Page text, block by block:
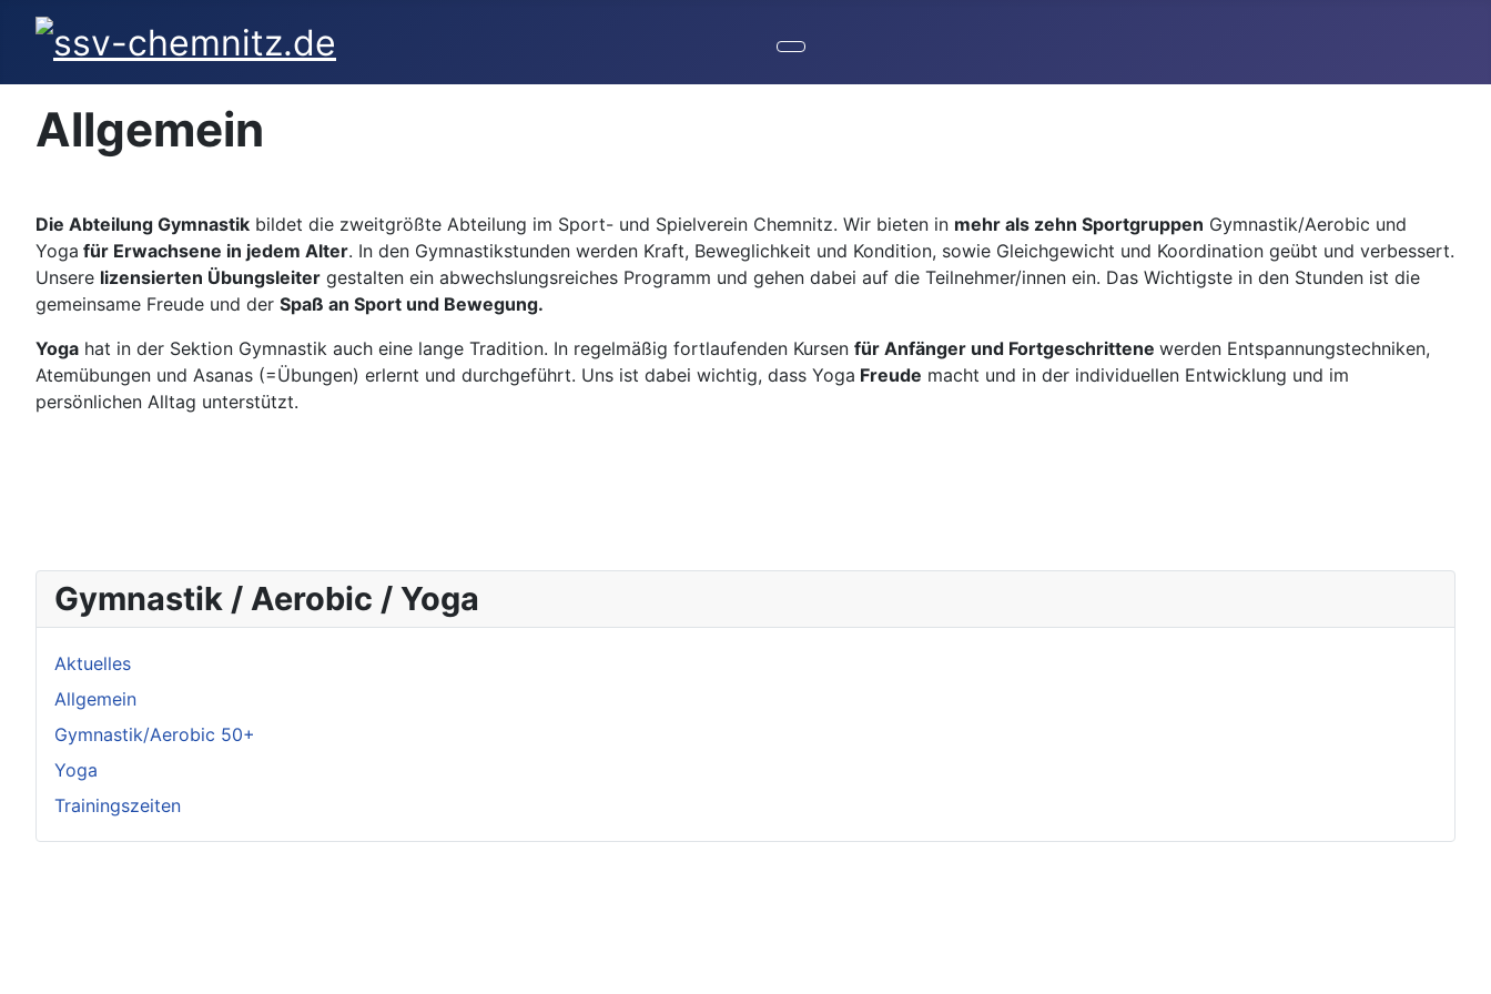
Gymnastik / Aerobic / Yoga
Aktuelles
Allgemein
Gymnastik/Aerobic 50+
Yoga
Trainingszeiten
Allgemein
Die Abteilung Gymnastik bildet die zweitgrößte Abteilung im Sport- und Spielverein Chemnitz. Wir bieten in mehr als zehn Sportgruppen Gymnastik/Aerobic und
Yoga für Erwachsene in jedem Alter. In den Gymnastikstunden werden Kraft, Beweglichkeit und Kondition, sowie Gleichgewicht und Koordination geübt und verbessert.
Unsere lizensierten Übungsleiter gestalten ein abwechslungsreiches Programm und gehen dabei auf die Teilnehmer/innen ein. Das Wichtigste in den Stunden ist die
gemeinsame Freude und der Spaß an Sport und Bewegung.
Yoga hat in der Sektion Gymnastik auch eine lange Tradition. In regelmäßig fortlaufenden Kursen für Anfänger und Fortgeschrittene werden Entspannungstechniken,
Atemübungen und Asanas (=Übungen) erlernt und durchgeführt. Uns ist dabei wichtig, dass Yoga Freude macht und in der individuellen Entwicklung und im
persönlichen Alltag unterstützt.